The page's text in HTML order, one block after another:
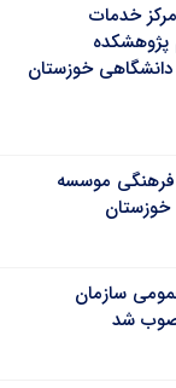
خدمات
دانشگاهی خوزستان
فرهنگی موسسه
سازمان
شد